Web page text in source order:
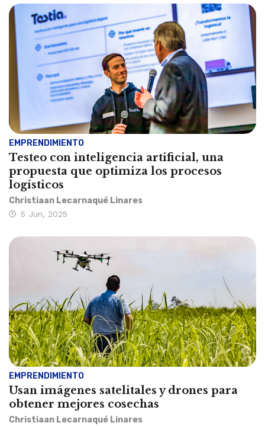
EMPRENDIMIENTO
Testeo con inteligencia artificial, una
propuesta que optimiza los procesos
logísticos
Christiaan Lecarnaqué Linares
5 Jun, 2025
EMPRENDIMIENTO
Usan imágenes satelitales y drones para
obtener mejores cosechas
Christiaan Lecarnaqué Linares